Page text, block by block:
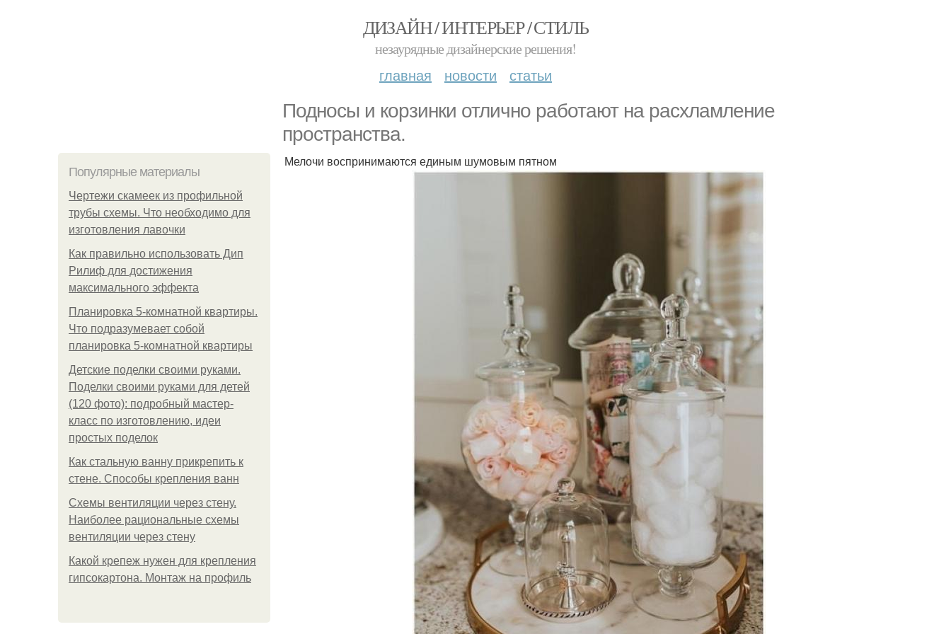
ДИЗАЙН / ИНТЕРЬЕР / СТИЛЬ
незаурядные дизайнерские решения!
главная новости статьи
Подносы и корзинки отлично работают на расхламление
пространства.
Популярные материалы
Чертежи скамеек из профильной
трубы схемы. Что необходимо для
изготовления лавочки
Как правильно использовать Дип
Рилиф для достижения
максимального эффекта
Планировка 5-комнатной квартиры.
Что подразумевает собой
планировка 5-комнатной квартиры
Детские поделки своими руками.
Поделки своими руками для детей
(120 фото): подробный мастер-
класс по изготовлению, идеи
простых поделок
Как стальную ванну прикрепить к
стене. Способы крепления ванн
Схемы вентиляции через стену.
Наиболее рациональные схемы
вентиляции через стену
Какой крепеж нужен для крепления
гипсокартона. Монтаж на профиль
Мелочи воспринимаются единым шумовым пятном